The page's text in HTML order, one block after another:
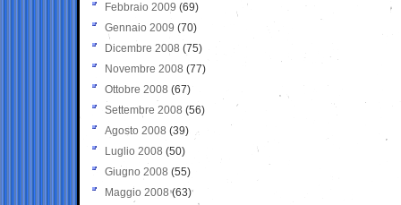
Febbraio 2009 (69)
Gennaio 2009 (70)
Dicembre 2008 (75)
Novembre 2008 (77)
Ottobre 2008 (67)
Settembre 2008 (56)
Agosto 2008 (39)
Luglio 2008 (50)
Giugno 2008 (55)
Maggio 2008(63)